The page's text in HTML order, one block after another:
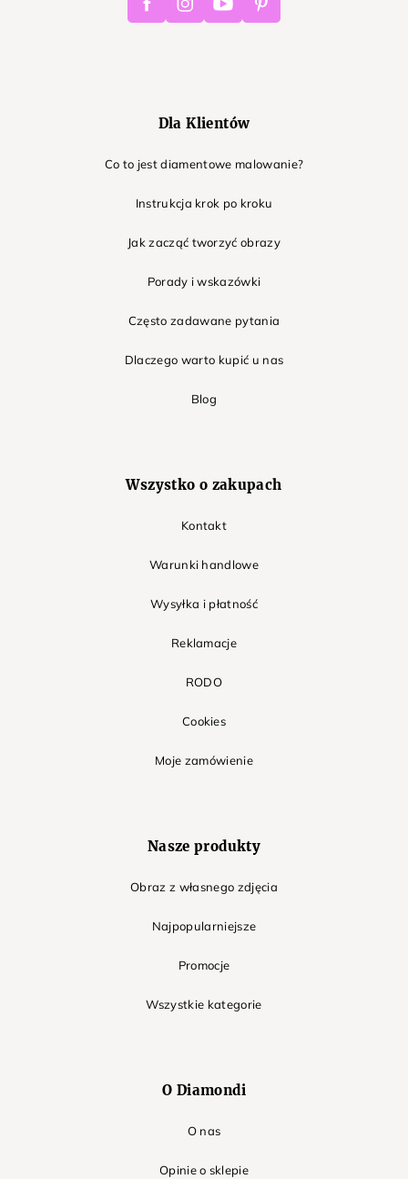
Dla Klientów
Co to jest diamentowe malowanie?
Instrukcja krok po kroku
Jak zacząć tworzyć obrazy
Porady i wskazówki
Często zadawane pytania
Dlaczego warto kupić u nas
Blog
Wszystko o zakupach
Kontakt
Warunki handlowe
Wysyłka i płatność
Reklamacje
RODO
Cookies
Moje zamówienie
Nasze produkty
Obraz z własnego zdjęcia
Najpopularniejsze
Promocje
Wszystkie kategorie
O Diamondi
O nas
Opinie o sklepie